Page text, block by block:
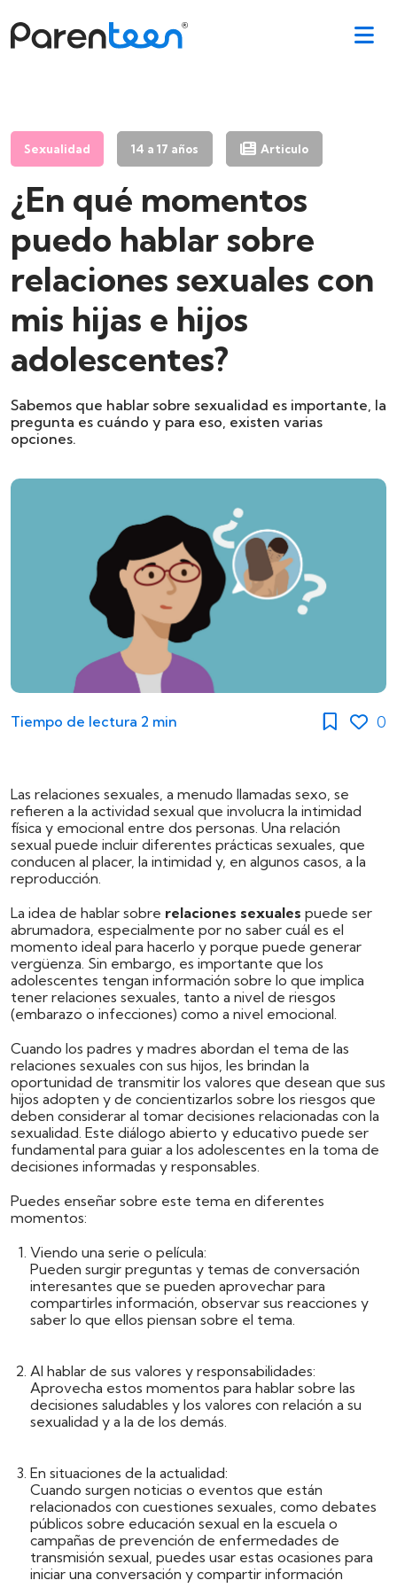
Sexualidad 14 a 17 años Articulo
¿En qué momentos
puedo hablar sobre
relaciones sexuales con
mis hijas e hijos
adolescentes?
Sabemos que hablar sobre sexualidad es importante, la
pregunta es cuándo y para eso, existen varias
opciones.
Tiempo de lectura 2 min 0
Las relaciones sexuales, a menudo llamadas sexo, se
refieren a la actividad sexual que involucra la intimidad
física y emocional entre dos personas. Una relación
sexual puede incluir diferentes prácticas sexuales, que
conducen al placer, la intimidad y, en algunos casos, a la
reproducción.
La idea de hablar sobre relaciones sexuales puede ser
abrumadora, especialmente por no saber cuál es el
momento ideal para hacerlo y porque puede generar
vergüenza. Sin embargo, es importante que los
adolescentes tengan información sobre lo que implica
tener relaciones sexuales, tanto a nivel de riesgos
(embarazo o infecciones) como a nivel emocional.
Cuando los padres y madres abordan el tema de las
relaciones sexuales con sus hijos, les brindan la
oportunidad de transmitir los valores que desean que sus
hijos adopten y de concientizarlos sobre los riesgos que
deben considerar al tomar decisiones relacionadas con la
sexualidad. Este diálogo abierto y educativo puede ser
fundamental para guiar a los adolescentes en la toma de
decisiones informadas y responsables.
Puedes enseñar sobre este tema en diferentes
momentos:
Viendo una serie o película:
Pueden surgir preguntas y temas de conversación
interesantes que se pueden aprovechar para
compartirles información, observar sus reacciones y
saber lo que ellos piensan sobre el tema.
Al hablar de sus valores y responsabilidades:
Aprovecha estos momentos para hablar sobre las
decisiones saludables y los valores con relación a su
sexualidad y a la de los demás.
En situaciones de la actualidad:
Cuando surgen noticias o eventos que están
relacionados con cuestiones sexuales, como debates
públicos sobre educación sexual en la escuela o
campañas de prevención de enfermedades de
transmisión sexual, puedes usar estas ocasiones para
iniciar una conversación y compartir información